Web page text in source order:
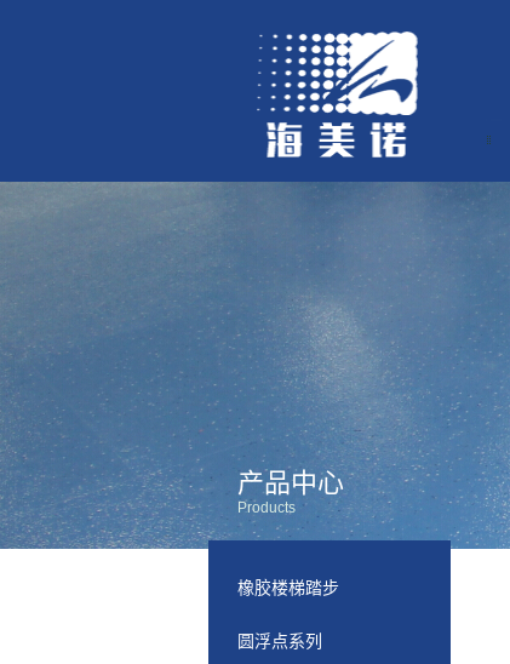
产品中心
Products
橡胶楼梯踏步
圆浮点系列